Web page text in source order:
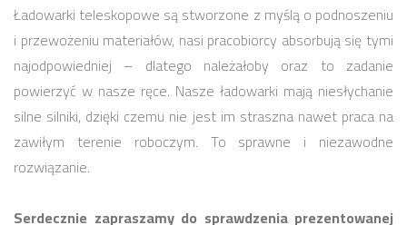
Ładowarki teleskopowe są stworzone z myślą o podnoszeniu
i przewożeniu materiałów, nasi pracobiorcy absorbują się tymi
najodpowiedniej – dlatego należałoby oraz to zadanie
powierzyć w nasze ręce. Nasze ładowarki mają niesłychanie
silne silniki, dzięki czemu nie jest im straszna nawet praca na
zawiłym terenie roboczym. To sprawne i niezawodne
rozwiązanie.
Serdecznie zapraszamy do sprawdzenia prezentowanej